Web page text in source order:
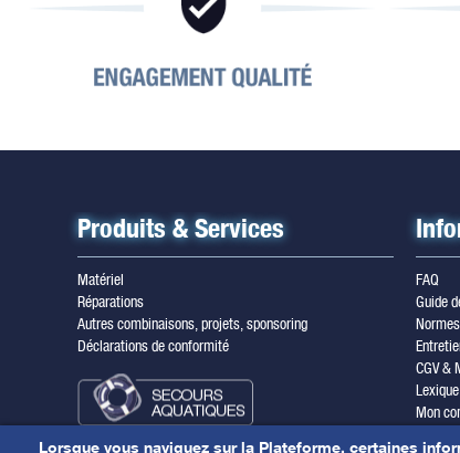
Lorsque vous naviguez sur la Plateforme, certaines
Produits & Services
Matériel
Réparations
Autres combinaisons, projets, sponsoring
Déclarations de conformité
FAQ
Guide
Normes
CGV &
Lexique
Mon